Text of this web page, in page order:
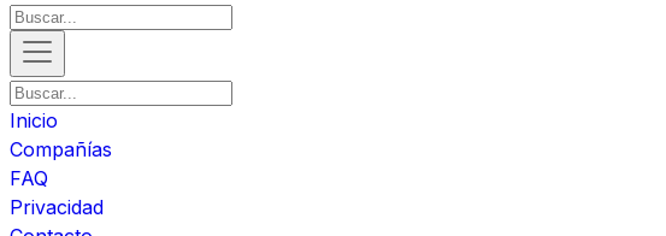
Inicio
Compañías
FAQ
Privacidad